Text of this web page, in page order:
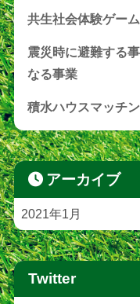
共生社会体験ゲーム
震災時に避難する
なる事業
積水ハウスマッチ
アーカイブ
Twitter